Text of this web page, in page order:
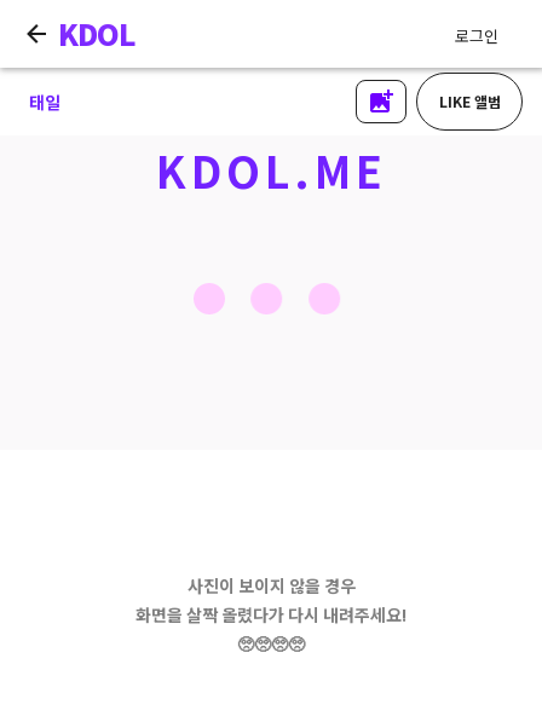
KDOL 로그인
태일 LIKE 앨범
KDOL.ME
사진이 보이지 않을 경우
화면을 살짝 올렸다가 다시 내려주세요!
🥺🥺🥺🥺